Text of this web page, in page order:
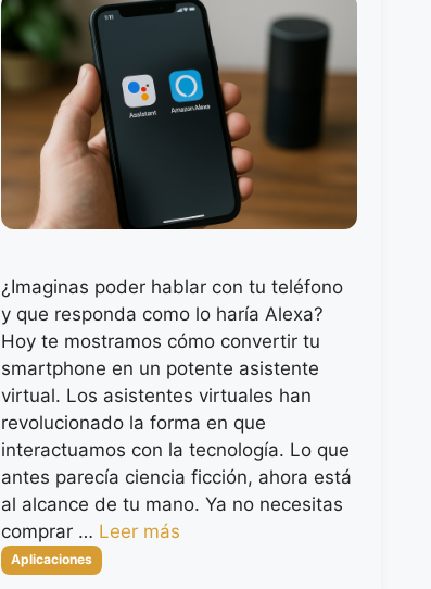
¿Imaginas poder hablar con tu teléfono
y que responda como lo haría Alexa?
Hoy te mostramos cómo convertir tu
smartphone en un potente asistente
virtual. Los asistentes virtuales han
revolucionado la forma en que
interactuamos con la tecnología. Lo que
antes parecía ciencia ficción, ahora está
al alcance de tu mano. Ya no necesitas
comprar … Leer más
Categorías
Aplicaciones